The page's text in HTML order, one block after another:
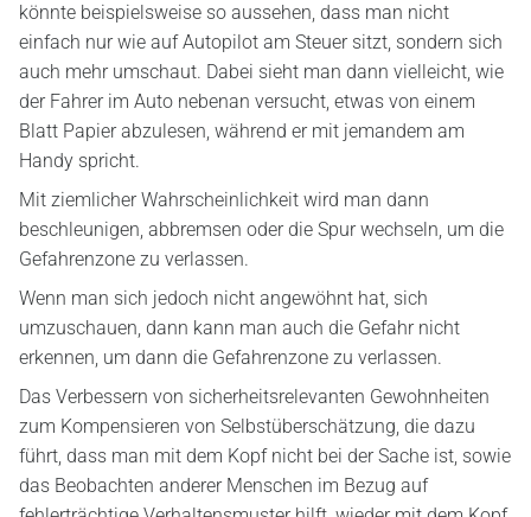
könnte beispielsweise so aussehen, dass man nicht
einfach nur wie auf Autopilot am Steuer sitzt, sondern sich
auch mehr umschaut. Dabei sieht man dann vielleicht, wie
der Fahrer im Auto nebenan versucht, etwas von einem
Blatt Papier abzulesen, während er mit jemandem am
Handy spricht.
Mit ziemlicher Wahrscheinlichkeit wird man dann
beschleunigen, abbremsen oder die Spur wechseln, um die
Gefahrenzone zu verlassen.
Wenn man sich jedoch nicht angewöhnt hat, sich
umzuschauen, dann kann man auch die Gefahr nicht
erkennen, um dann die Gefahrenzone zu verlassen.
Das Verbessern von sicherheitsrelevanten Gewohnheiten
zum Kompensieren von Selbstüberschätzung, die dazu
führt, dass man mit dem Kopf nicht bei der Sache ist, sowie
das Beobachten anderer Menschen im Bezug auf